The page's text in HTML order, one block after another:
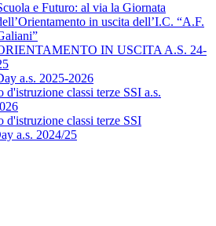
e Futuro: al via la Giornata
in uscita dell’I.C. “A.F.
IN USCITA A.S. 24-
a.s. 2025-2026
d'istruzione classi terze SSI a.s.
d'istruzione classi terze SSI
a.s. 2024/25